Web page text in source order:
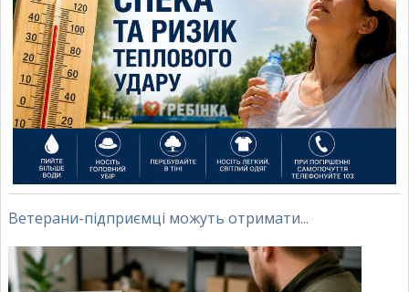
Ветерани-підприємці можуть отримати...